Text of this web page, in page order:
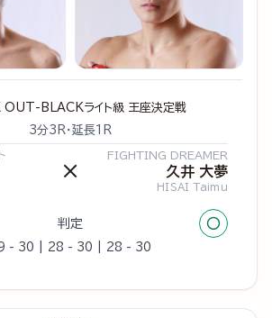
OUT-BLACKライト級 王座決定戦
3分3R・延長1R
×
FIGHTING DREAMER
久井 大夢
HISAI Taimu
判定 ○
- 30 | 28 - 30 | 28 - 30